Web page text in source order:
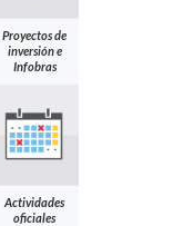
Proyectos de
inversión e
Infobras
Actividades
oficiales